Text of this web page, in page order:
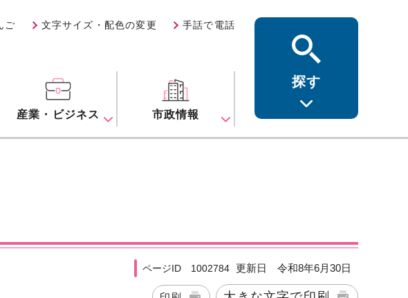
ご 文字サイズ・配色の変更 手話で電話
産業・ビジネス 市政情報
探す
ページID 1002784 更新日 令和8年6月30日